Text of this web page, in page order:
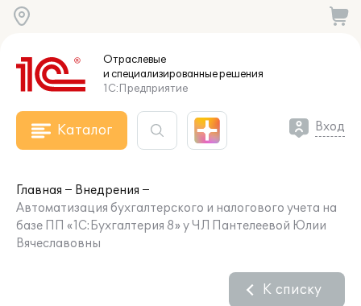
Отраслевые
и специализированныерешения
1С:Предприятие
Каталог Вход
Главная
Внедрения
Автоматизация бухгалтерского и налогового учета на
базе ПП «1С:Бухгалтерия 8» у ЧЛ Пантелеевой Юлии
Вячеславовны
К списку